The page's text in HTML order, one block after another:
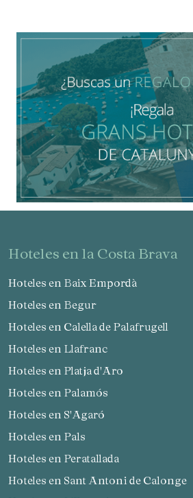
Gestionar mi
Verificar localizador
hoteles en la Costa Brava
Hoteles en Baix Empordà
Hoteles en Begur
Hoteles en Calella de Palafrugell
Hoteles en Llafranc
Hoteles en Platja d'Aro
Hoteles en Palamós
Hoteles en S'Agaró
Hoteles en Pals
Hoteles en Peratallada
Hoteles en Sant Antoni de Calonge